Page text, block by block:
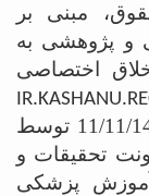
مبنی بر
و پژوهشی به
اختصاصی
توسط
تحقیقات و
پزشکی